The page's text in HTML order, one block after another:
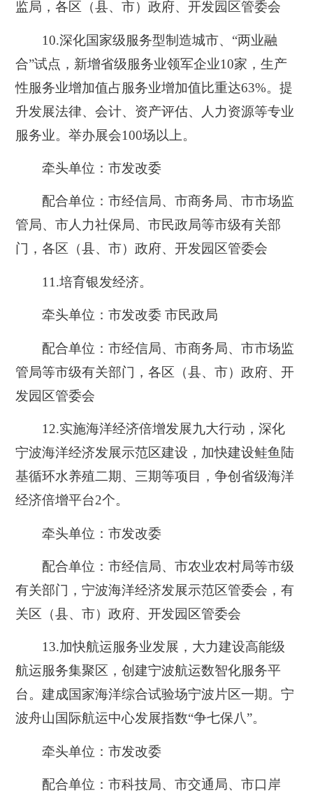
监局，各区（县、市）政府、开发园区管委会
10.深化国家级服务型制造城市、“两业融
合”试点，新增省级服务业领军企业10家，生产
性服务业增加值占服务业增加值比重达63%。提
升发展法律、会计、资产评估、人力资源等专业
服务业。举办展会100场以上。
牵头单位：市发改委
配合单位：市经信局、市商务局、市市场监
管局、市人力社保局、市民政局等市级有关部
门，各区（县、市）政府、开发园区管委会
11.培育银发经济。
牵头单位：市发改委 市民政局
配合单位：市经信局、市商务局、市市场监
管局等市级有关部门，各区（县、市）政府、开
发园区管委会
12.实施海洋经济倍增发展九大行动，深化
宁波海洋经济发展示范区建设，加快建设鲑鱼陆
基循环水养殖二期、三期等项目，争创省级海洋
经济倍增平台2个。
牵头单位：市发改委
配合单位：市经信局、市农业农村局等市级
有关部门，宁波海洋经济发展示范区管委会，有
关区（县、市）政府、开发园区管委会
13.加快航运服务业发展，大力建设高能级
航运服务集聚区，创建宁波航运数智化服务平
台。建成国家海洋综合试验场宁波片区一期。宁
波舟山国际航运中心发展指数“争七保八”。
牵头单位：市发改委
配合单位：市科技局、市交通局、市口岸